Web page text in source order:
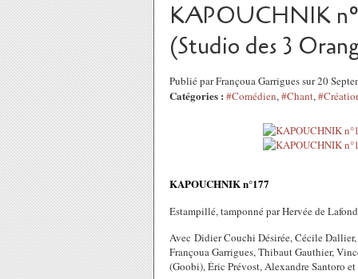
KAPOUCHNIK
(Studio des 3
Publié par Françoua Garrigues sur 20
Catégories : #Comédien,#Chant,
KAPOUCHNIK n°177
Estampillé, tamponné par Hervée de
Avec Didier Couchi Désirée, Cécile
Françoua Garrigues, Thibaut Gauthier,
(Goobi), Éric Prévost, Alexandre Santoro